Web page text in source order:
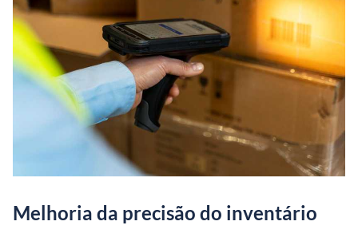
Melhoria da precisão do inventário